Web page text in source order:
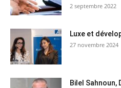
2 septembre 2022
Luxe et
27 novembre 2024
Bilel Sahnoun,